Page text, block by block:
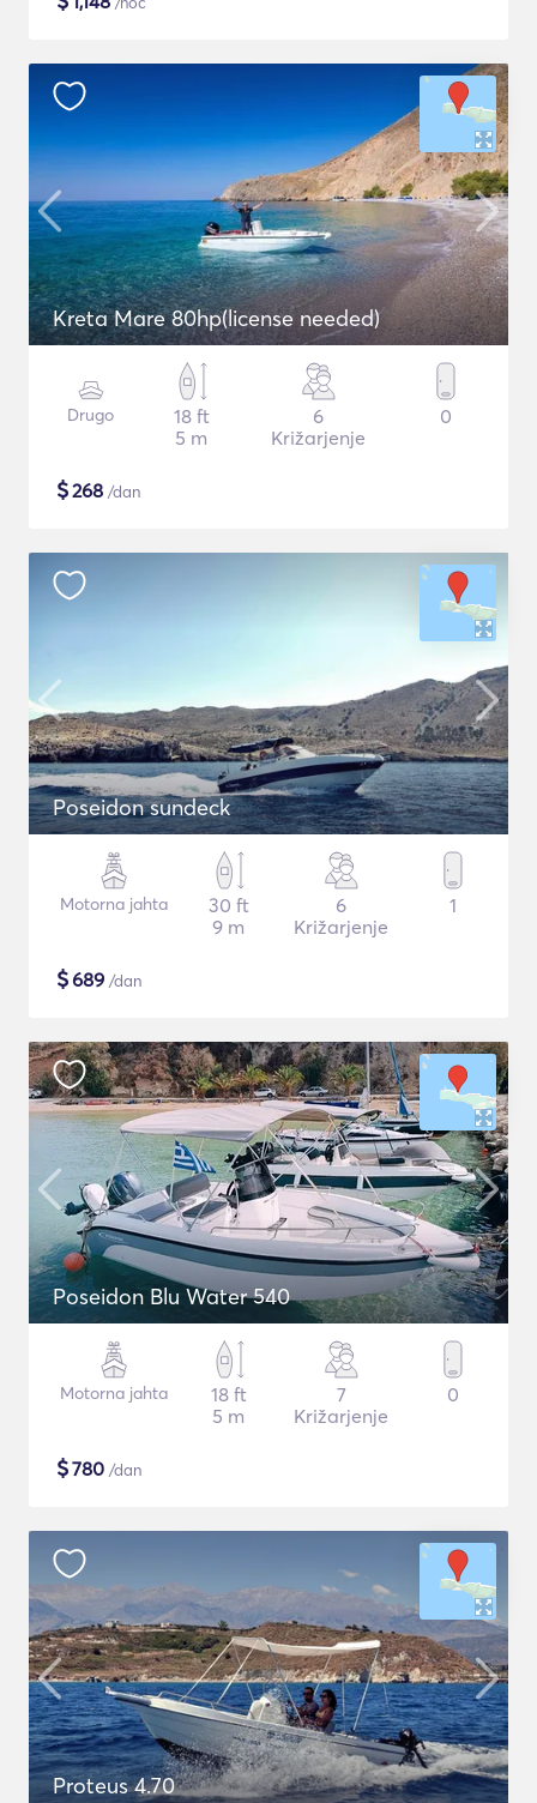
Kreta Mare 80hp(license needed)
Drugo
18 ft
5 m
6
Križarjenje
0
$268 /dan
Poseidon sundeck
Motorna jahta
30 ft
9 m
6
Križarjenje
1
$689 /dan
Poseidon Blu Water 540
Motorna jahta
18 ft
5 m
7
Križarjenje
0
$780 /dan
Proteus 4.70